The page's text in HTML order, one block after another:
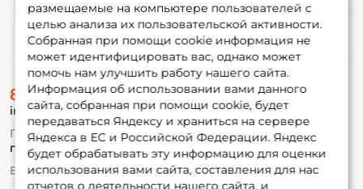
размещаемые на компьютере пользователей с
целью анализа их пользовательской активности.
Собранная при помощи cookie информация не
может идентифицировать вас, однако может
помочь нам улучшить работу нашего сайта.
Информация об использовании вами данного
сайта, собранная при помощи cookie, будет
передаваться Яндексу и храниться на сервере
Яндекса в ЕС и Российской Федерации. Яндекс
будет обрабатывать эту информацию для оценки
использования вами сайта, составления для нас
отчетов о деятельности нашего сайта, и
Информация
О магазине
Доставка
Оплата
Fox-bonus
Гуру
Партнерская программа
8 (495) 532-77-88
info@foxfishing.ru
По вопросам с заказом
г. Москва, ул. Плеханова д.7
Ежедневно 10:00 до 20:00